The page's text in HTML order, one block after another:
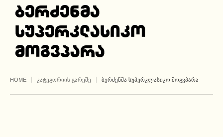
ბერძენმა
სუპერკლასიკო
მოგვპარა
HOME ᲙᲐᲢᲔᲒᲝᲠᲘᲘᲡ ᲒᲐᲠᲔᲨᲔ ᲑᲔᲠᲫᲔᲜᲛᲐ ᲡᲣᲞᲔᲠᲙᲚᲐᲡᲘᲙᲝ ᲛᲝᲒᲕᲞᲐᲠᲐ